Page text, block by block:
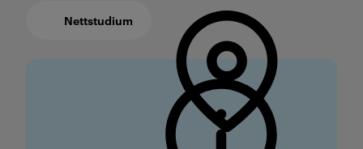
Nettstudium